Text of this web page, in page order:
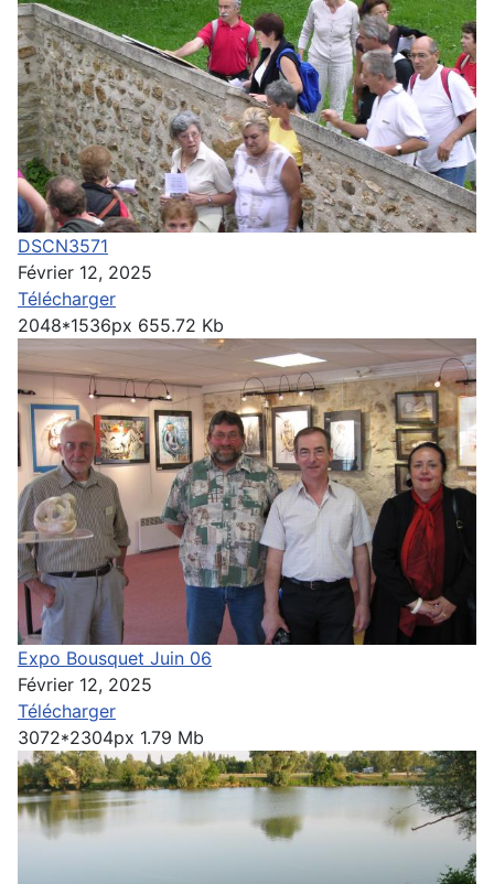
DSCN3571
Février 12, 2025
Télécharger
2048*1536px 655.72 Kb
Expo Bousquet Juin 06
Février 12, 2025
Télécharger
3072*2304px 1.79 Mb